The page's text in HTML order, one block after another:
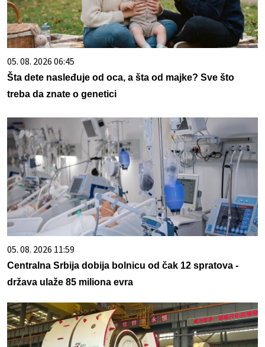
05. 08. 2026 06:45
Šta dete nasleđuje od oca, a šta od majke? Sve što
treba da znate o genetici
05. 08. 2026 11:59
Centralna Srbija dobija bolnicu od čak 12 spratova -
država ulaže 85 miliona evra